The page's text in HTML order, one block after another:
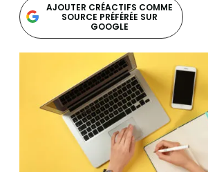
AJOUTER CRÉACTIFS COMME
SOURCE PRÉFÉRÉE SUR
GOOGLE